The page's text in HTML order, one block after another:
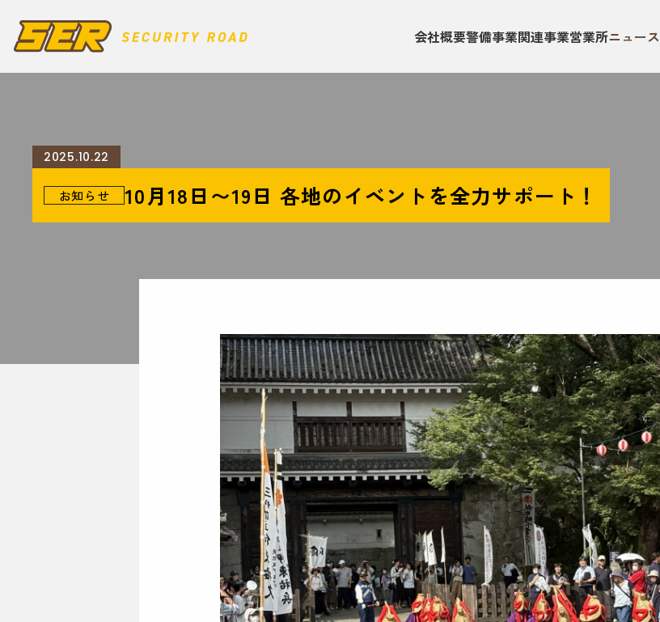
会社概要警備事業関連事業営業所ニュース
2025.10.22
お知らせ 10月18日〜19日 各地のイベントを全力サポート！